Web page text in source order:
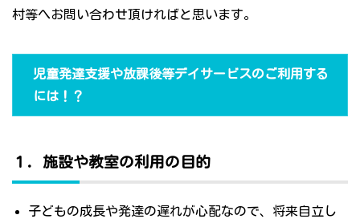
村等へお問い合わせ頂ければと思います。
児童発達支援や放課後等デイサービスのご利用する
には！？
１．施設や教室の利用の目的
子どもの成長や発達の遅れが心配なので、将来自立し